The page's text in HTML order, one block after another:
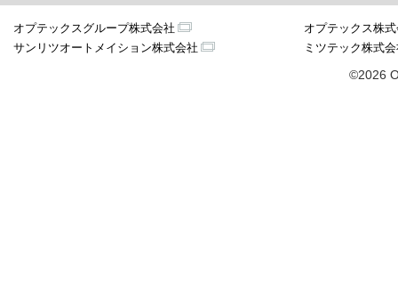
オプテックスグループ株式会社
オプテックス株
サンリツオートメイション株式会社
ミツテック株式
©2026